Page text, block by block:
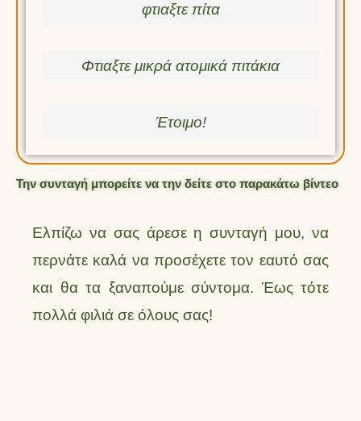
φτιαξτε πίτα
Φτιαξτε μικρά ατομικά πιτάκια
Έτοιμο!
Την συνταγή μπορείτε να την δείτε στο παρακάτω βίντεο
Ελπίζω να σας άρεσε η συνταγή μου, να
περνάτε καλά να προσέχετε τον εαυτό σας
και θα τα ξαναπούμε σύντομα. Έως τότε
πολλά φιλιά σε όλους σας!